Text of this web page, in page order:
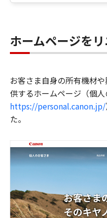
ホームページを
お客さま自身の所有機材
供するホームページ（個
https://personal.canon.jp/
た。